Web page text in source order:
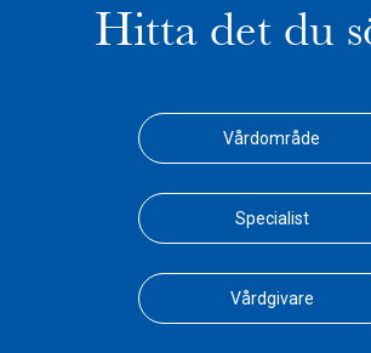
Hitta det du
Vårdområde
Specialist
Vårdgivare